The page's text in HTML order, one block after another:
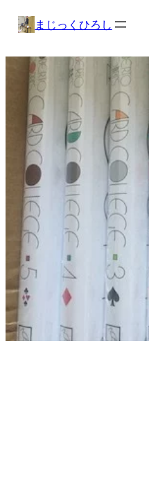
まじっくひろし